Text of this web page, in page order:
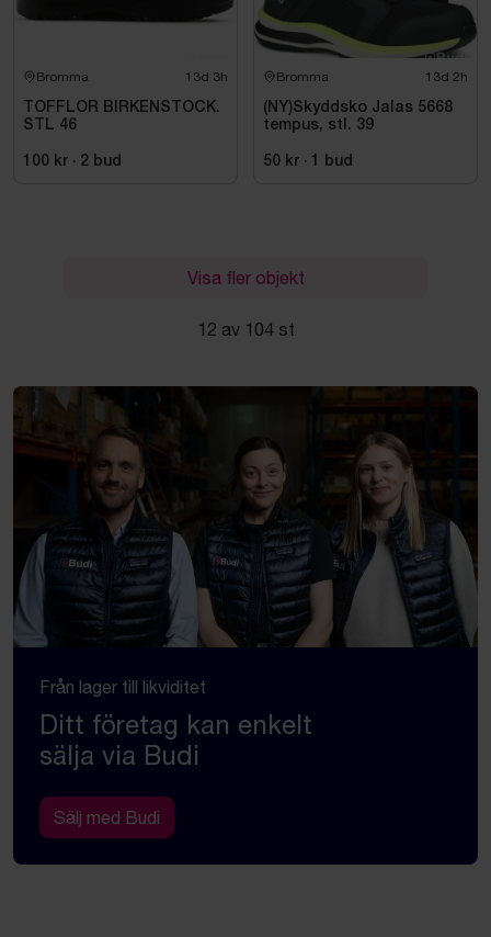
Bromma 13d 3h
TOFFLOR BIRKENSTOCK.
STL 46
100 kr · 2 bud
Bromma 13d 2h
(NY)Skyddsko Jalas 5668
tempus, stl. 39
50 kr · 1 bud
Visa fler objekt
12 av 104 st
Från lager till likviditet
Ditt företag kan enkelt
sälja via Budi
Sälj med Budi